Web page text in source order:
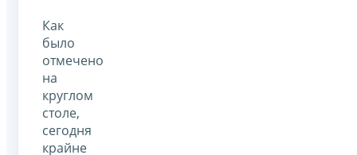
Как
было
отмечено
на
круглом
столе,
сегодня
крайне